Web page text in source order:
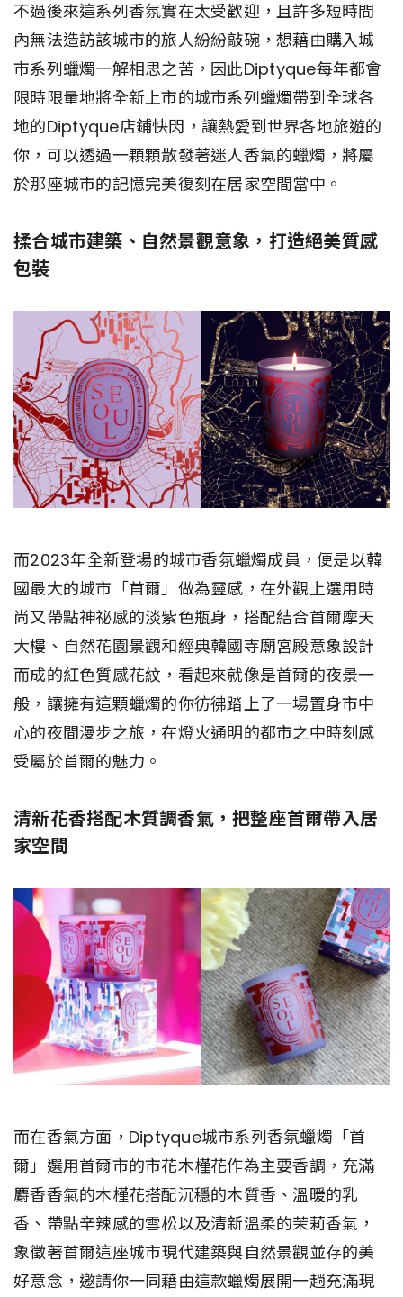
不過後來這系列香氛實在太受歡迎，且許多短時間
內無法造訪該城市的旅人紛紛敲碗，想藉由購入城
市系列蠟燭一解相思之苦，因此Diptyque每年都會
限時限量地將全新上市的城市系列蠟燭帶到全球各
地的Diptyque店鋪快閃，讓熱愛到世界各地旅遊的
你，可以透過一顆顆散發著迷人香氣的蠟燭，將屬
於那座城市的記憶完美復刻在居家空間當中。
揉合城市建築、自然景觀意象，打造絕美質感
包裝
而2023年全新登場的城市香氛蠟燭成員，便是以韓
國最大的城市「首爾」做為靈感，在外觀上選用時
尚又帶點神祕感的淡紫色瓶身，搭配結合首爾摩天
大樓、自然花園景觀和經典韓國寺廟宮殿意象設計
而成的紅色質感花紋，看起來就像是首爾的夜景一
般，讓擁有這顆蠟燭的你彷彿踏上了一場置身市中
心的夜間漫步之旅，在燈火通明的都市之中時刻感
受屬於首爾的魅力。
清新花香搭配木質調香氣，把整座首爾帶入居
家空間
而在香氣方面，Diptyque城市系列香氛蠟燭「首
爾」選用首爾市的市花木槿花作為主要香調，充滿
麝香香氣的木槿花搭配沉穩的木質香、溫暖的乳
香、帶點辛辣感的雪松以及清新溫柔的茉莉香氣，
象徵著首爾這座城市現代建築與自然景觀並存的美
好意念，邀請你一同藉由這款蠟燭展開一趟充滿現